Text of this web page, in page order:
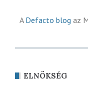
A Defacto blog az
ELNÖKSÉG